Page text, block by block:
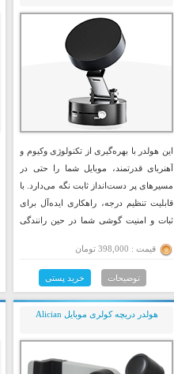
این هولدر با بهره‌گیری از تکنولوژی وکیوم و
آهنربای قدرتمند، موبایل شما را حتی در
مسیرهای پر دست‌انداز ثابت نگه می‌دارد. با
قابلیت تنظیم درجه، راهکاری ایده‌آل برای
ثبات و امنیت گوشی شما در حین رانندگی
قیمت : 398,000 تومان
توضیحات خرید پستی
هولدر دریچه کولری موبایل Alician